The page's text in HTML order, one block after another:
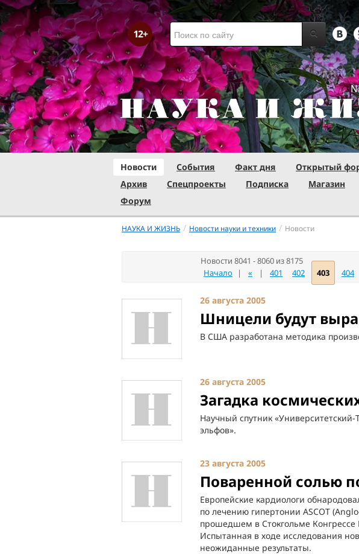
Новости События Факт дня Открытый
Архив
Спецпроекты Подписка Магазин
Форум
НАУКА И ЖИЗНЬ / Новости науки и техники / Новости
Новости 8041 - 8060 из 8175
Начало
| « | 401 402 403 404
26 августа 2005
Шницели будут
В США разработана методика
26 августа 2005
Загадка
Научный спутник
эльфов».
23 августа 2005
Поваренной солью
Европейские кардиологи
по лечению гипертонии ASCOT
прошедшем в Стокгольме Конгрессе
Испытанная в ходе исследования
неожиданные результаты.